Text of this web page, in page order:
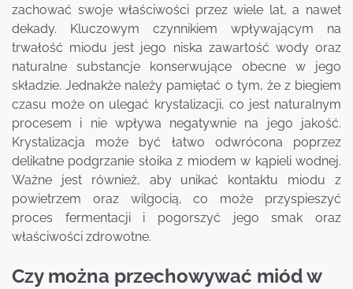
zachować swoje właściwości przez wiele lat, a nawet
dekady. Kluczowym czynnikiem wpływającym na
trwałość miodu jest jego niska zawartość wody oraz
naturalne substancje konserwujące obecne w jego
składzie. Jednakże należy pamiętać o tym, że z biegiem
czasu może on ulegać krystalizacji, co jest naturalnym
procesem i nie wpływa negatywnie na jego jakość.
Krystalizacja może być łatwo odwrócona poprzez
delikatne podgrzanie słoika z miodem w kąpieli wodnej.
Ważne jest również, aby unikać kontaktu miodu z
powietrzem oraz wilgocią, co może przyspieszyć
proces fermentacji i pogorszyć jego smak oraz
właściwości zdrowotne.
Czy można przechowywać miód w